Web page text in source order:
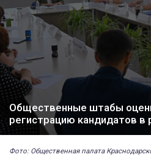
Общественные штабы
регистрацию кандидатов в
Фото: Общественная палата